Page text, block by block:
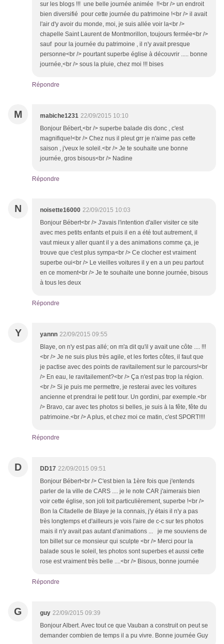
sur les blogs !!! une belle journée animée !!<br /> un endroit
bien diversifié pour cette journée du patrimoine !<br /> il avait
l'air d'y avoir du monde, moi, je suis allée voir la<br />
chapelle Saint Laurent de Montmorillon, toujours fermée<br />
sauf pour la journée du patrimoine , il n'y avait presque
personne<br /> pourtant superbe église à découvrir ..... bonne
journée,<br /> sous la pluie, chez moi !!! bises
Répondre
M mabiche1231 22/09/2015 10:10
Bonjour Bébert,<br /> superbe balade dis donc , c'est
magnifique!<br /> Chez nus il pleut grr je n'aime pas cette
saison , j'veux le soleil.<br /> Je te souhaite une bonne
journée, gros bisous<br /> Nadine
Répondre
N noisette16000 22/09/2015 10:03
Bonjour Bébert<br /> J'avais l'intention d'aller visiter ce site
avec mes petits enfants et puis il en a été tout autrement, il
vaut mieux y aller quant il y a des animations comme ça, je
trouve que c'est plus sympa<br /> Ce clocher est vraiment
superbe oui<br /> Le vieilles voitures il y en a un peu partout
en ce moment<br /> Je te souhaite une bonne journée, bisous
à tous les deux
Répondre
Y yannn 22/09/2015 09:55
Blaye, on n'y est pas allé; on m'a dit qu'il y avait une côte .... !!!
<br /> Je ne suis plus très agile, et les fortes côtes, il faut que
je pactise avec des points de ravitailement sur le parcours!<br
/> En eau, le ravitailement?<br /> Ça n'est pas trop la région.
<br /> Si je puis me permettre, je resterai avec les voitures
ancienne et prendrai le petit tour. Un gordini, par exemple.<br
/> Bravo, car avec tes photos si belles, je suis à la fête, fête du
patrimoine.<br /> A plus, et chez moi ce matin, c'est SPORT!!!!
Répondre
D DD17 22/09/2015 09:51
Bonjour Bébert<br /> C'est bien la 1ère fois que j'entends
parler de la ville de CARS .... je le note CAR j'aimerais bien
voir cette église, son joli toit particulièrement, superbe !<br />
Bon la Citadelle de Blaye je la connais, j'y étais il n'y a pas
très longtemps et d'ailleurs je vois l'aire de c-c sur tes photos
mais il n'y avait pas autant d'animations ... je me souviens de
ton billet sur ce monsieur qui sculpte <br /> Merci pour la
balade sous le soleil, tes photos sont superbes et aussi cette
rose est vraiment très belle ....<br /> Bisous, bonne journée
Répondre
G guy 22/09/2015 09:39
Bonjour Albert. Avec tout ce que Vauban a construit on peut se
demander combien de temps il a pu vivre. Bonne journée Guy